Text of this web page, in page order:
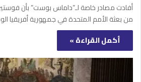
أفادت مصادر خاصة لـ”داماس بوست” بأن فوستين
من بعثة الأمم المتحدة في جمهورية أفريقيا
أكمل القراءة »